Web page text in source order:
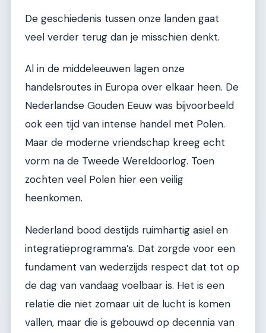
De geschiedenis tussen onze landen gaat
veel verder terug dan je misschien denkt.
Al in de middeleeuwen lagen onze
handelsroutes in Europa over elkaar heen. De
Nederlandse Gouden Eeuw was bijvoorbeeld
ook een tijd van intense handel met Polen.
Maar de moderne vriendschap kreeg echt
vorm na de Tweede Wereldoorlog. Toen
zochten veel Polen hier een veilig
heenkomen.
Nederland bood destijds ruimhartig asiel en
integratieprogramma’s. Dat zorgde voor een
fundament van wederzijds respect dat tot op
de dag van vandaag voelbaar is. Het is een
relatie die niet zomaar uit de lucht is komen
vallen, maar die is gebouwd op decennia van